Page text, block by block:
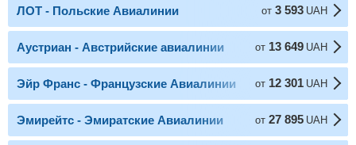
ЛОТ - Польские Авиалинии от 3 593 UAH
Аустриан - Австрийские авиалинии от 13 649 UAH
Эйр Франс - Французские Авиалинии от 12 301 UAH
Эмирейтс - Эмиратские Авиалинии от 27 895 UAH